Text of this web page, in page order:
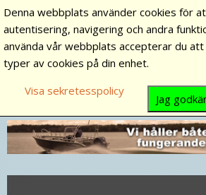
Denna webbplats använder cookies för
autentisering, navigering och andra
använda vår webbplats accepterar du att
typer av cookies på din enhet.
Visa sekretesspolicy
Jag